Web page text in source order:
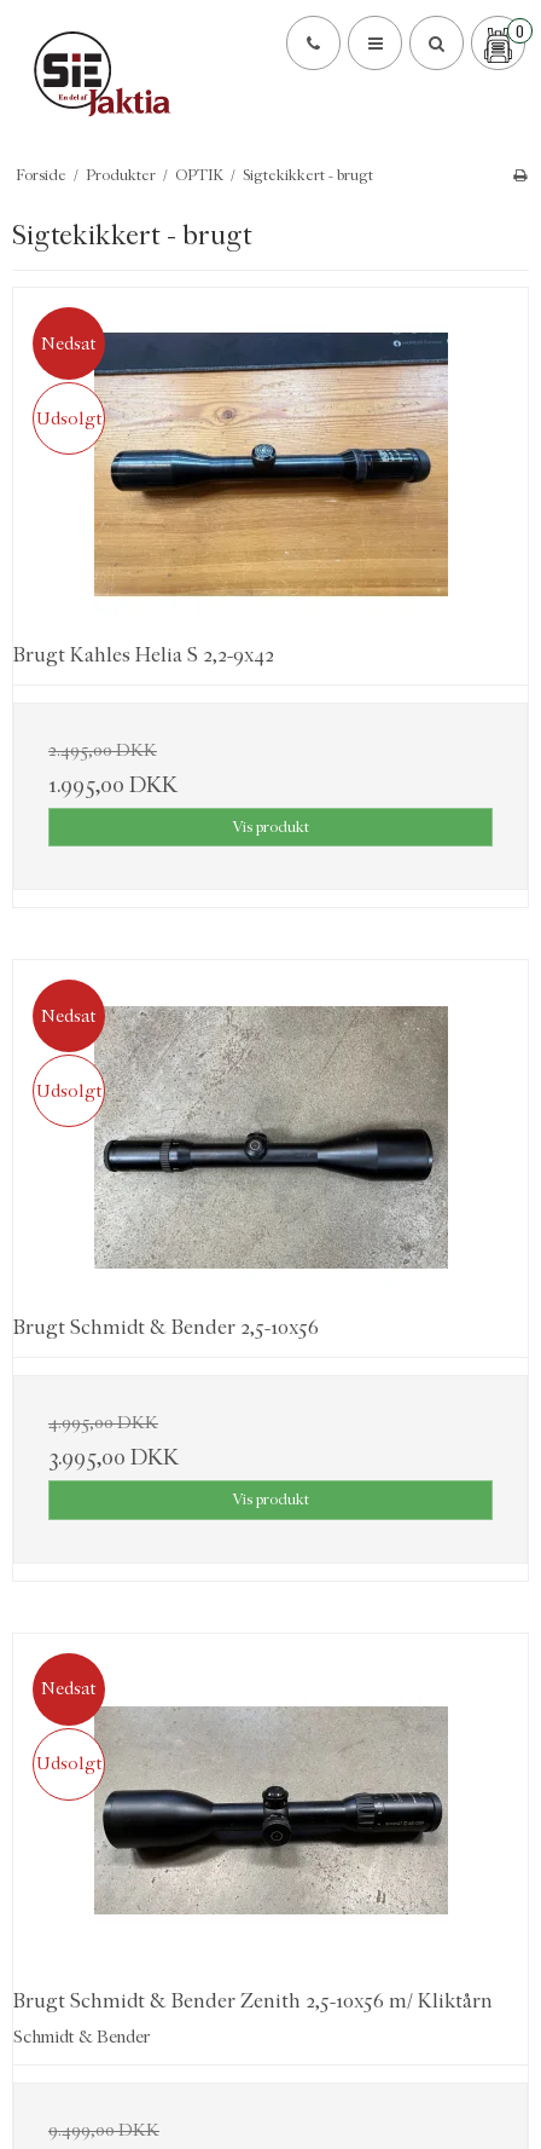
0
Forside / Produkter / OPTIK / Sigtekikkert - brugt
Sigtekikkert - brugt
Nedsat
Udsolgt
Brugt Kahles Helia S 2,2-9x42
2.495,00 DKK
1.995,00 DKK
Vis produkt
Nedsat
Udsolgt
Brugt Schmidt & Bender 2,5-10x56
4.995,00 DKK
3.995,00 DKK
Vis produkt
Nedsat
Udsolgt
Brugt Schmidt & Bender Zenith 2,5-10x56 m/ Kliktårn
Schmidt & Bender
9.499,00 DKK